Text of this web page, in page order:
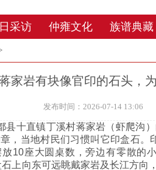
采访 仲雍文化 族谱典藏
家岩有块像官印的石头，
发布时间：2026-07-14 13:06
十直镇丁溪村蒋家岩（虾爬沟
，当地村民们习惯叫它印盒石
10座大圆桌数，旁边有零散的
石上向东可远眺戴家岩及长江方